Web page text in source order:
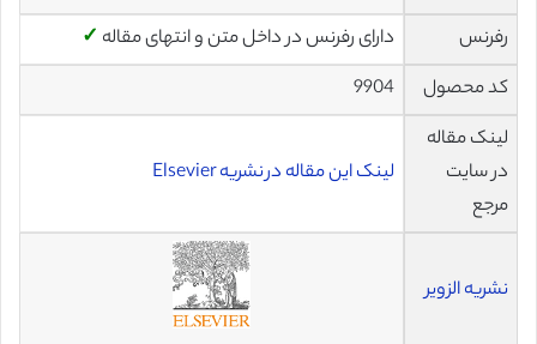
رفرنس
دارای رفرنس در داخل متن و انتهای مقاله ✓
کد محصول
9904
لینک مقاله
در سایت
مرجع
لینک این مقاله در نشریه Elsevier
نشریه الزویر